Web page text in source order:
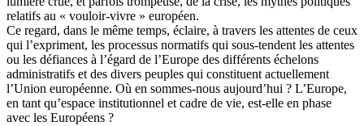
relatifs au « vouloir-vivre » européen.
Ce regard, dans le même temps, éclaire, à travers les attentes de ceux
qui l’expriment, les processus normatifs qui sous-tendent les attentes
ou les défiances à l’égard de l’Europe des différents échelons
administratifs et des divers peuples qui constituent actuellement
l’Union européenne. Où en sommes-nous aujourd’hui ? L’Europe,
en tant qu’espace institutionnel et cadre de vie, est-elle en phase
avec les Européens ?